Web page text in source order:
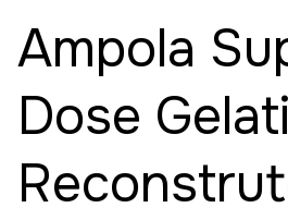
Ampola
Dose